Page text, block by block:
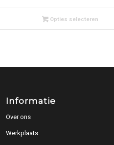
Opties selecteren
Informatie
Over ons
Werkplaats